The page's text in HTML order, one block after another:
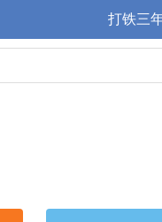
打铁三